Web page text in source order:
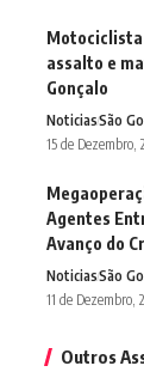
assalto e
Gonçalo
NoticiasSão
15 de Dezembro,
Agentes
Avanço do
NoticiasSão
11 de Dezembro,
Outros